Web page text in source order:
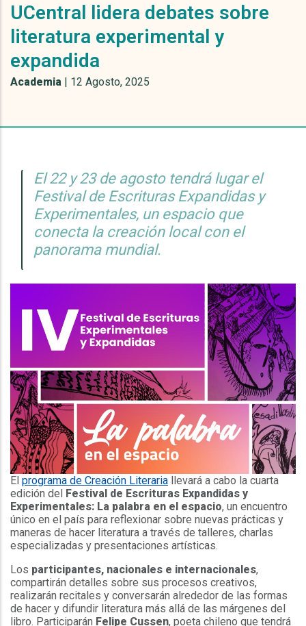
UCentral lidera debates sobre
literatura experimental y
expandida
Academia | 12 Agosto, 2025
El 22 y 23 de agosto tendrá lugar el
Festival de Escrituras Expandidas y
Experimentales, un espacio que
conecta la creación local con el
panorama mundial.
El programa de Creación Literaria llevará a cabo la cuarta
edición del
Festival de Escrituras Expandidas y
Experimentales: La palabra en el espacio, un encuentro
único en el país para reflexionar sobre nuevas prácticas y
maneras de hacer literatura a través de talleres, charlas
especializadas y presentaciones artísticas.
Los participantes, nacionales e internacionales,
compartirán detalles sobre sus procesos creativos,
realizarán recitales y conversarán alrededor de las formas
de hacer y difundir literatura más allá de las márgenes del
libro. Participarán Felipe Cussen, poeta chileno que tendrá